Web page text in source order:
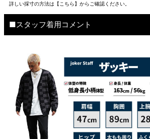
詳しい採寸の方法は 【こちら】から ご確認ください。
■スタッフ着用コメント